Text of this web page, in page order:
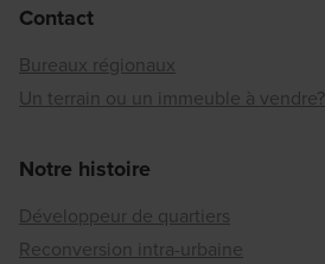
Contact
Bureaux régionaux
Un terrain ou un immeuble à vendre?
Notre histoire
Développeur de quartiers
Reconversion intra-urbaine